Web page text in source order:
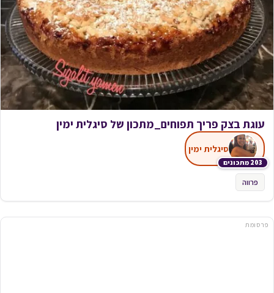
עוגת בצק פריך ‏תפוחים_מתכון של סיגלית ימין
203 מתכונים
סיגלית ימין
פרווה
פרסומת